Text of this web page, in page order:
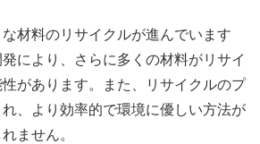
材料のリサイクルが進んでいます
により、さらに多くの材料がリサイ
があります。また、リサイクルのプ
、より効率的で環境に優しい方法が
ません。